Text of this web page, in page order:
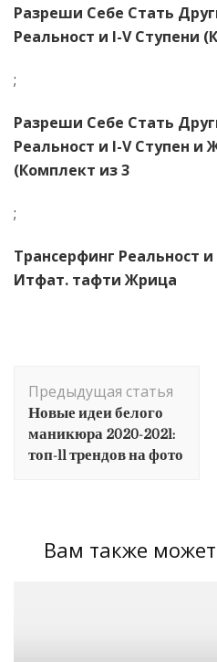
Разреши Себе Стать
Реальност и I-V Ступени
;
Разреши Себе Стать
Реальност и I-V Ступен и
(Комплект из 3
;
Трансерфинг Реальност
Итфат. тафти Жрица
по
записям
Предыдущая статья
Новые идеи белого
маникюра 2020-2021:
топ-11 трендов на фото
Вам также